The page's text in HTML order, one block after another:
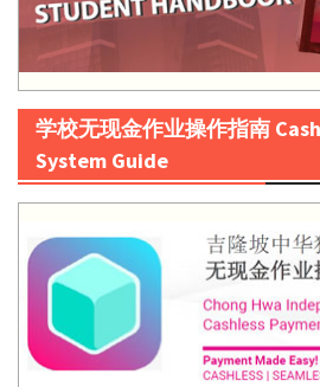
学校无现金作业操作指南
System Guide